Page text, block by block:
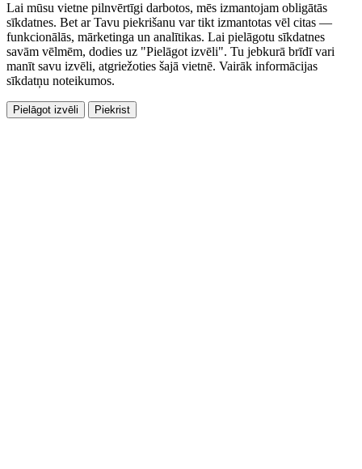
Lai mūsu vietne pilnvērtīgi darbotos, mēs izmantojam obligātās
sīkdatnes. Bet ar Tavu piekrišanu var tikt izmantotas vēl citas —
funkcionālās, mārketinga un analītikas. Lai pielāgotu sīkdatnes
savām vēlmēm, dodies uz "Pielāgot izvēli". Tu jebkurā brīdī vari
manīt savu izvēli, atgriežoties šajā vietnē. Vairāk informācijas
sīkdatņu noteikumos.
Pielāgot izvēli Piekrist